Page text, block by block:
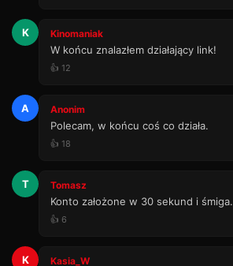
K Kinomaniak
W końcu znalazłem działający link!
👍 12
A Anonim
Polecam, w końcu coś co działa.
👍 18
T Tomasz
Konto założone w 30 sekund i śmiga.
👍 6
K Kasia_W